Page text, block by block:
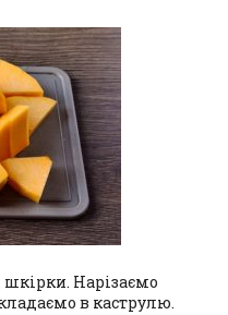
Нарізаємо
в каструлю.